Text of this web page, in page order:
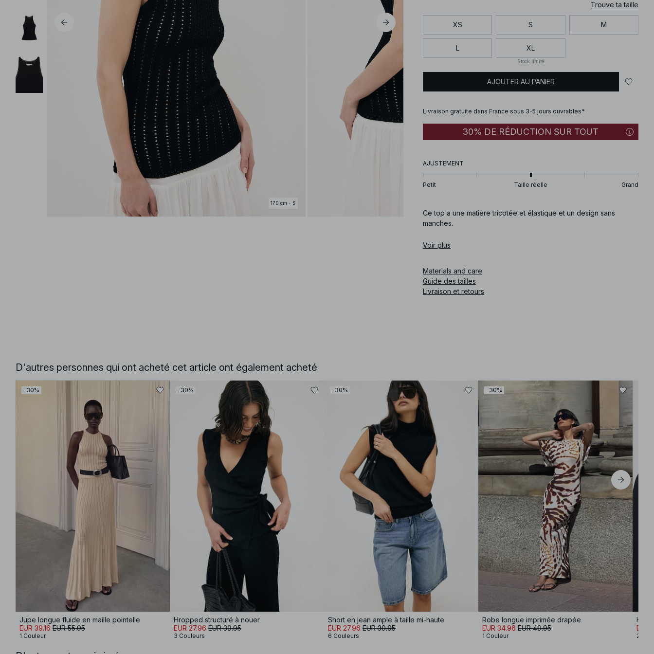
170 cm - S
Trouve ta taille
XS S M
L XL
Stock limité
AJOUTER AU PANIER
Livraison gratuite dans France sous 3-5 jours ouvrables*
30% DE RÉDUCTION SUR TOUT
AJUSTEMENT
Petit Taille réelle Grand
Ce top a une matière tricotée et élastique et un design sans
manches.
What is the fit like? The fit is relaxed and stretchy, providing
How does the material feel? The knitted material is soft to the
touch, offering a gentle and breathable feel against the skin.
Is it suitable for warm weather? Yes, the sleeveless design
makes it a great choice for warmer days or layering under
Voir plus
Materials and care
Guide des tailles
Livraison et retours
D'autres personnes qui ont acheté cet article ont également acheté
-30%
Jupe longue fluide en maille pointelle
EUR 39.16 EUR 55.95
1 Couleur
-30%
Hropped structuré à nouer
EUR 27.96 EUR 39.95
3 Couleurs
-30%
Short en jean ample à taille mi-haute
EUR 27.96 EUR 39.95
6 Couleurs
-30%
Robe longue imprimée drapée
EUR 34.96 EUR 49.95
1 Couleur
EUR
2